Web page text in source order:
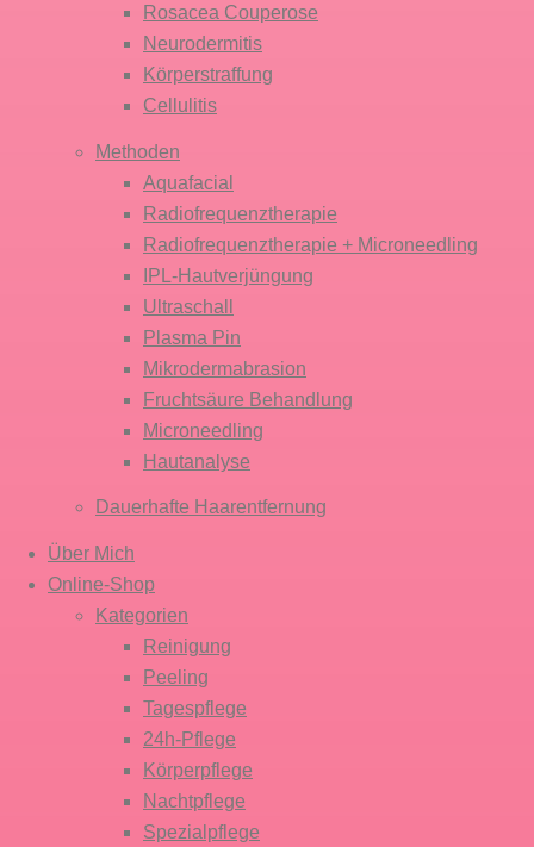
Rosacea Couperose
Neurodermitis
Körper­straffung
Cellulitis
Methoden
Aquafacial
Radiofrequenz­therapie
Radiofrequenz­therapie + Micro­needling
IPL-Haut­verjüngung
Ultraschall
Plasma Pin
Mikro­dermabrasion
Fruchtsäure Behandlung
Microneedling
Hautanalyse
Dauerhafte Haar­entfernung
Über Mich
Online-Shop
Kategorien
Reinigung
Peeling
Tagespflege
24h-Pflege
Körperpflege
Nachtpflege
Spezialpflege